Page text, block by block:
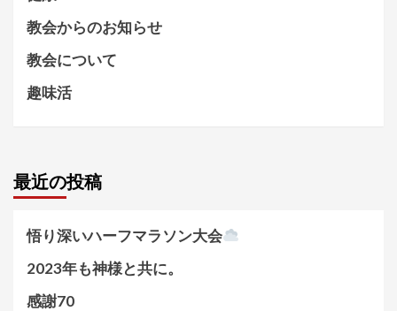
教会からのお知らせ
教会について
趣味活
最近の投稿
悟り深いハーフマラソン大会
2023年も神様と共に。
感謝70